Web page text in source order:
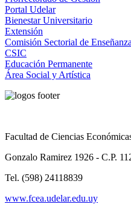
Portal Udelar
Bienestar Universitario
Extensión
Comisión Sectorial de Enseñanza
CSIC
Educación Permanente
Área Social y Artística
Facultad de Ciencias
Gonzalo Ramirez 1926 - C.P.
Tel. (598) 24118839
www.fcea.udelar.edu.uy